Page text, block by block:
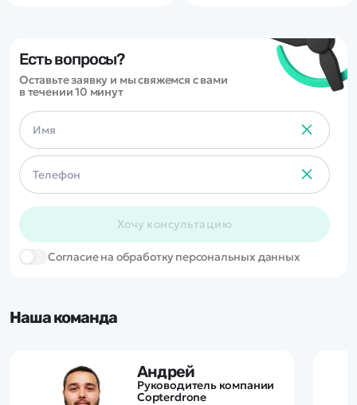
Есть вопросы?
Оставьте заявку и мы свяжемся с вами
в течении 10 минут
Хочу консультацию
Cогласие на обработку персональных данных
Наша команда
Андрей
Руководитель компании
Copterdrone